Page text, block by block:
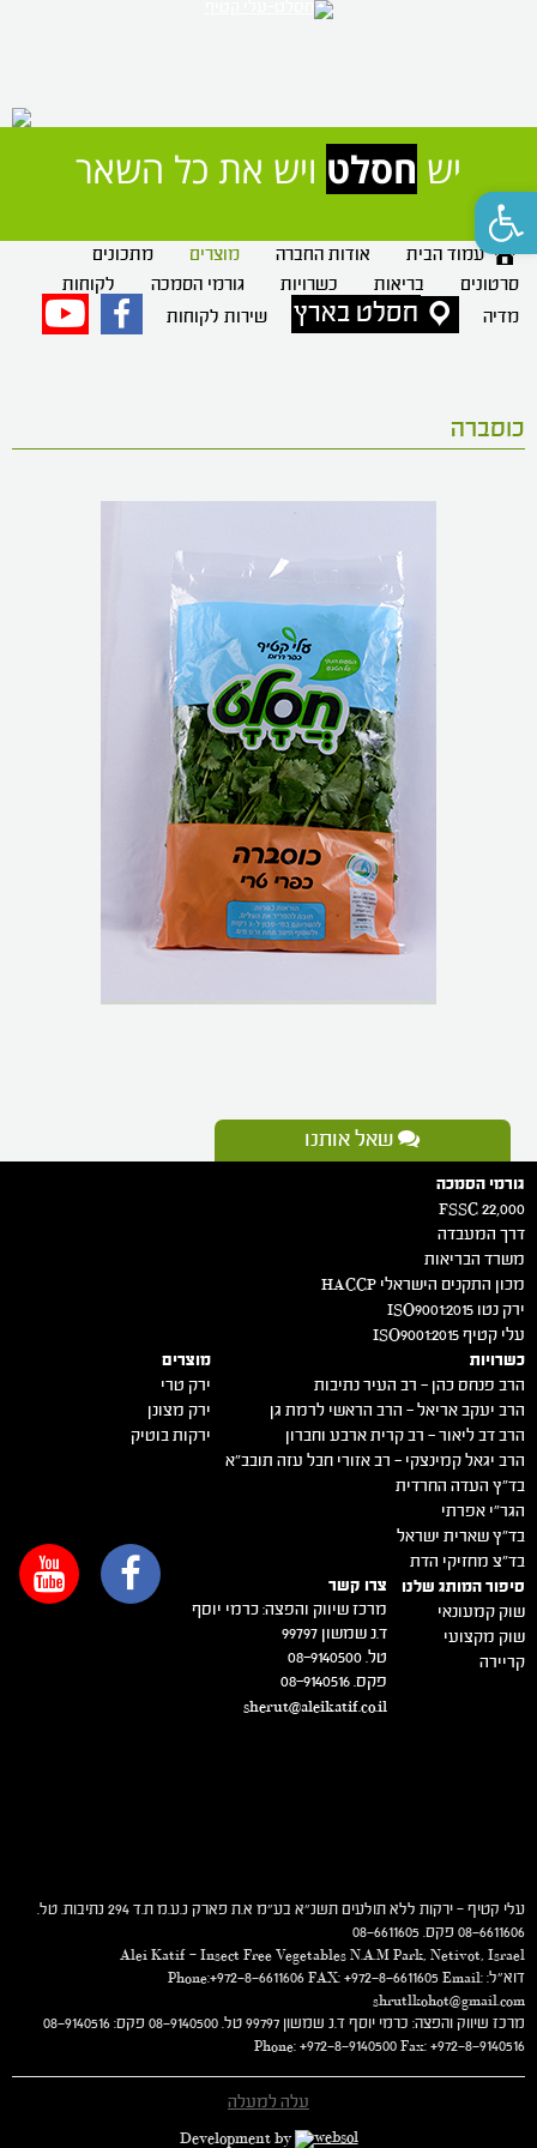
פתח סרגל נגישות
יש חסלט ויש את כל השאר
עמוד הבית אודות החברה מוצרים
מתכונים
סרטונים
בריאות כשרויות גורמי הסמכה
לקוחות
מדיה
חסלט בארץ שירות לקוחות פייסבוק
כוסברה
שאל אותנו
גורמי הסמכה
FSSC 22,000
דרך המעבדה
משרד הבריאות
מכון התקנים הישראלי HACCP
ירק נטו 2015:ISO9001
עלי קטיף 2015:ISO9001
כשרויות
הרב פנחס כהן – רב העיר נתיבות
הרב יעקב אריאל – הרב הראשי לרמת גן
הרב דב ליאור – רב קרית ארבע וחברון
הרב יגאל קמינצקי – רב אזורי חבל עזה תובב"א
בד"ץ העדה החרדית
הגר"י אפרתי
בד"ץ שארית ישראל
בד"צ מחזיקי הדת
מוצרים
ירק טרי
ירק מצונן
ירקות בוטיק
סיפור המותג שלנו
שוק קמעונאי
שוק מקצועי
קריירה
צרו קשר
מרכז שיווק והפצה: כרמי יוסף
ד.נ שמשון 99797
טל. 08-9140500
פקס. 08-9140516
sherut@aleikatif.co.il
עלי קטיף – ירקות ללא תולעים תשנ"א בע"מ א.ת פארק נ.ע.מ ת.ד 294 נתיבות. טל.
08-6611606 פקס. 08-6611605
Alei Katif – Insect Free Vegetables N.A.M Park, Netivot, Israel
דוא"ל: Phone:+972-8-6611606 FAX: +972-8-6611605 Email:
shrutlkohot@gmail.com
מרכז שיווק והפצה: כרמי יוסף ד.נ שמשון 99797 טל. 08-9140500 פקס: 08-9140516
Phone: +972-8-9140500 Fax: +972-8-9140516
עלה למעלה
Development by